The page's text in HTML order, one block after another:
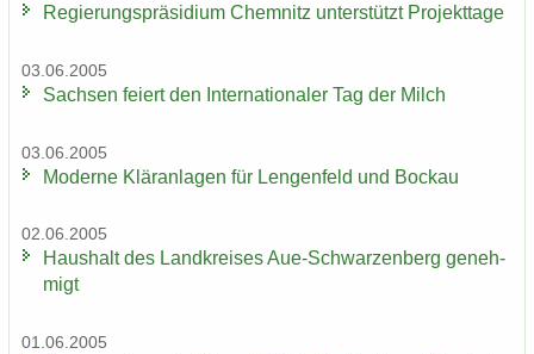
Re­gie­rungs­prä­si­di­um Chem­nitz un­ter­stützt Pro­jekt­ta­ge
03.06.2005
Sach­sen fei­ert den In­ter­na­tio­na­ler Tag der Milch
03.06.2005
Mo­der­ne Klär­an­la­gen für Len­gen­feld und Bo­ckau
02.06.2005
Haus­halt des Land­krei­ses Aue-​Schwarzenberg ge­neh­
migt
01.06.2005